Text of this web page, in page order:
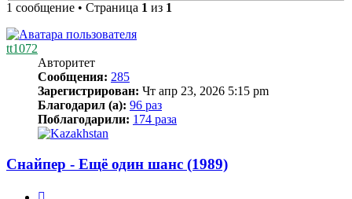
1 сообщение • Страница 1 из 1
tt1072
Авторитет
Сообщения: 285
Зарегистрирован: Чт апр 23, 2026 5:15 pm
Благодарил (а): 96 раз
Поблагодарили: 174 раза
Снайпер - Ещё один шанс (1989)